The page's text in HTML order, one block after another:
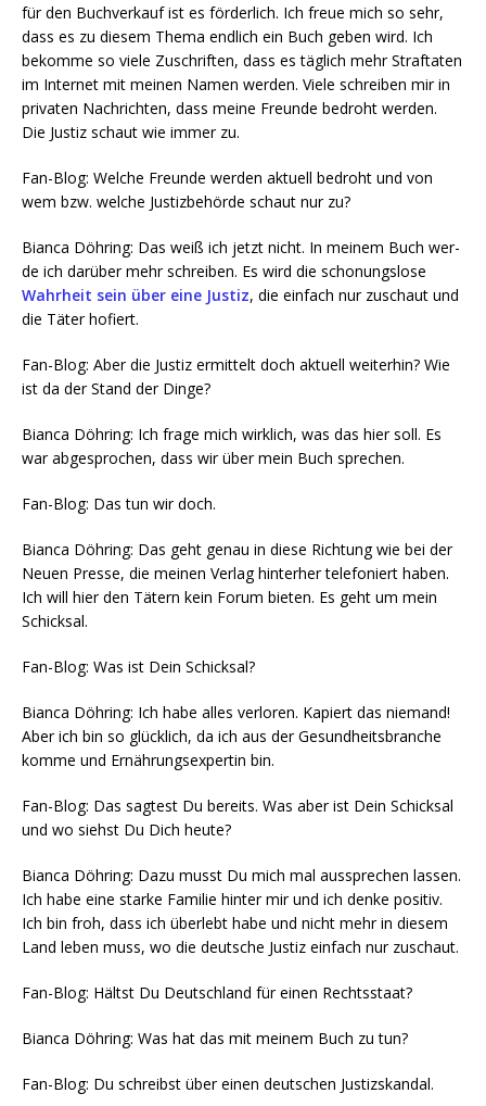
für den Buch­ver­kauf ist es för­der­lich. Ich freue mich so sehr,
dass es zu die­sem The­ma end­lich ein Buch geben wird. Ich
bekom­me so vie­le Zuschrif­ten, dass es täg­lich mehr Straf­ta­ten
im Inter­net mit mei­nen Namen wer­den. Vie­le schrei­ben mir in
pri­va­ten Nach­rich­ten, dass mei­ne Freun­de bedroht wer­den.
Die Jus­tiz schaut wie immer zu.
Fan-Blog: Wel­che Freun­de wer­den aktu­ell bedroht und von
wem bzw. wel­che Jus­tiz­be­hör­de schaut nur zu?
Bian­ca Döh­ring: Das weiß ich jetzt nicht. In mei­nem Buch wer­
de ich dar­über mehr schrei­ben. Es wird die scho­nungs­lo­se
Wahr­heit sein über eine Jus­tiz, die ein­fach nur zuschaut und
die Täter hofiert.
Fan-Blog: Aber die Jus­tiz ermit­telt doch aktu­ell wei­ter­hin? Wie
ist da der Stand der Dinge?
Bian­ca Döh­ring: Ich fra­ge mich wirk­lich, was das hier soll. Es
war abge­spro­chen, dass wir über mein Buch sprechen.
Fan-Blog: Das tun wir doch.
Bian­ca Döh­ring: Das geht genau in die­se Rich­tung wie bei der
Neu­en Pres­se, die mei­nen Ver­lag hin­ter­her tele­fo­niert haben.
Ich will hier den Tätern kein Forum bie­ten. Es geht um mein
Schicksal.
Fan-Blog: Was ist Dein Schicksal?
Bian­ca Döh­ring: Ich habe alles ver­lo­ren. Kapiert das nie­mand!
Aber ich bin so glück­lich, da ich aus der Gesund­heits­bran­che
kom­me und Ernäh­rungs­exper­tin bin.
Fan-Blog: Das sag­test Du bereits. Was aber ist Dein Schick­sal
und wo siehst Du Dich heute?
Bian­ca Döh­ring: Dazu musst Du mich mal aus­spre­chen las­sen.
Ich habe eine star­ke Fami­lie hin­ter mir und ich den­ke posi­tiv.
Ich bin froh, dass ich über­lebt habe und nicht mehr in die­sem
Land leben muss, wo die deut­sche Jus­tiz ein­fach nur zuschaut.
Fan-Blog: Hältst Du Deutsch­land für einen Rechtsstaat?
Bian­ca Döh­ring: Was hat das mit mei­nem Buch zu tun?
Fan-Blog: Du schreibst über einen deut­schen Justizskandal.